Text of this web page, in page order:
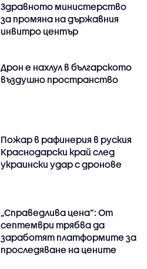
Здравното министерство
за промяна на държавния
инвитро център
Дрон е нахлул в българското
въздушно пространство
Пожар в рафинерия в руския
Краснодарски край след
украински удар с дронове
„Справедлива цена“: От
септември трябва да
заработят платформите за
проследяване на цените